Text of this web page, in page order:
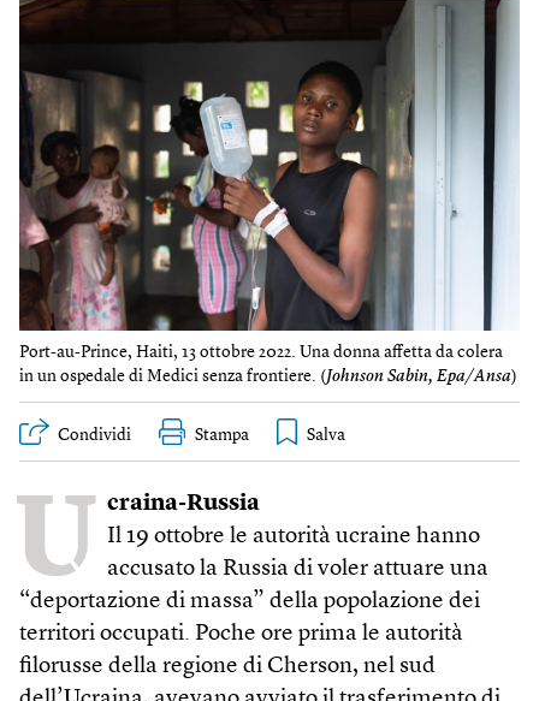
Port-au-Prince, Haiti, 13 ottobre 2022. Una donna affetta da colera
in un ospedale di Medici senza frontiere. (Johnson Sabin, Epa/Ansa)
Condividi Stampa
U craina-Russia
Il 19 ottobre le autorità ucraine hanno
accusato la Russia di voler attuare una
“deportazione di massa” della popolazione dei
territori occupati. Poche ore prima le autorità
filorusse della regione di Cherson, nel sud